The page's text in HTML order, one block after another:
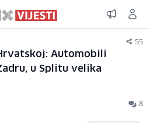
55
Automobili
u Splitu velika
8